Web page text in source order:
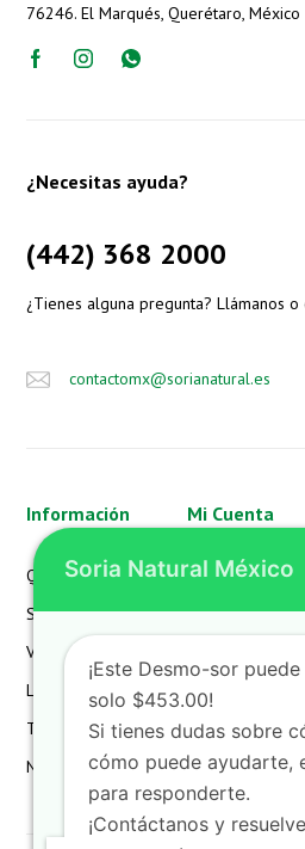
76246. El Marqués, Querétaro, México
¿Necesitas ayuda?
(442) 368 2000
¿Tienes alguna pregunta? Llámanos o
contactomx@sorianatural.es
Información
Quienes Somos
SN México
Valores
Laboratorio
Términos
Noticias
Mi Cuenta
Mi Cuenta
Mis Pedidos
Devoluciones
Detalles de la
Lista de Deseos
Soria Natural México
¡Este Desmo-sor
solo $453.00!
Si tienes dudas sobre
cómo puede ayudarte,
para responderte.
¡Contáctanos y